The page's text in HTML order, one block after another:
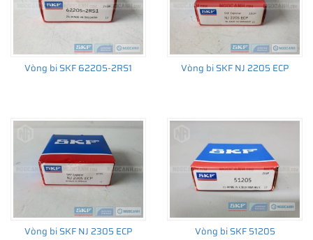
Vòng bi SKF 62205-2RS1 Vòng bi SKF NJ 2205 ECP
Vòng bi SKF NJ 2305 ECP Vòng bi SKF 51205